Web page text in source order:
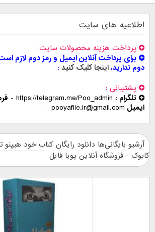
اطلاعیه های سایت
پرداخت هزینه محصولات سایت
برای پرداخت آنلاین ایمیل و رمز دوم لازم
دوم ندارید،اینجا کلیک کنید
پشتیبانی
تلگرام : https://telegram.me/Poo_admin
-
ایمیل pooyafile.ir@gmail.com
آرشیو بایگانی‌ها دانلود رایگان کتاب خود هیپنو
کابوک - فروشگاه آنلاین پویا فایل